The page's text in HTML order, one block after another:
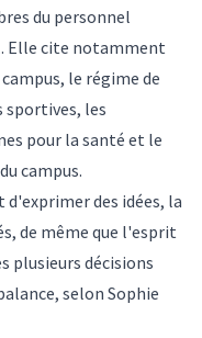
du personnel
Elle cite notamment
le régime de
sportives, les
pour la santé et le
campus.
des idées, la
de même que l'esprit
plusieurs décisions
selon Sophie